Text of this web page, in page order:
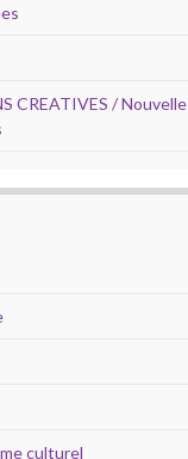
CREATIVES /
culturel